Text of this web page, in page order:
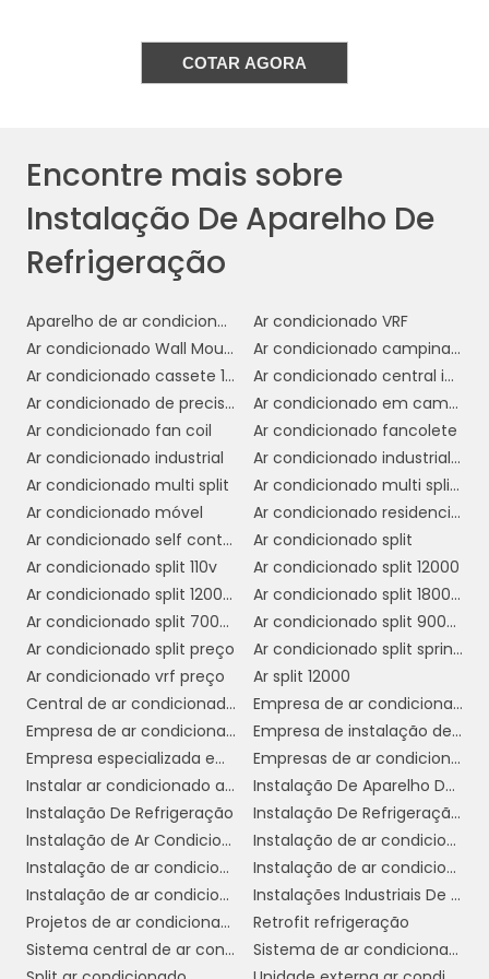
de refrigeração de qualidade pode aumentar
a vida útil dos equipamentos, pois eles
reparos frequentes e substituições onerosas,
garantindo um retorno maior sobre o
investimento inicial.
Por fim, a instalação de aparelhos de
sustentabilidade, uma vez que sistemas mais
eficientes reduzem a pegada de carbono do
estabelecimento. Isso pode ser um diferencial
competitivo, atraindo consumidores
conscientes que valorizam práticas
empresariais sustentáveis.
PASSO A PASSO PARA
INSTALAÇÃO EFICIENTE
Para garantir uma instalação eficiente de
aparelhos de refrigeração em ambientes
comerciais, seguir um passo a passo
estruturado é essencial. Isso assegura que o
sistema funcionará corretamente e trará
todos os benefícios esperados.
1. Avaliação do Espaço:Antes de qualquer
instalação, é importante realizar uma
avaliação detalhada do espaço comercial.
Isso inclui medir a área disponível, identificar a
localização das tomadas elétricas e analisar
o fluxo de clientes e funcionários.
2. Escolha do Equipamento:Com base na
COTAR AGORA
Encontre mais sobre
Instalação De Aparelho De
Refrigeração
Aparelho de ar condicionado multi Split
Ar condicionado VRF
Ar condicionado Wall Mounted
Ar condicionado campinas preço
Ar condicionado cassete 1 via
Ar condicionado central industrial
Ar condicionado de precisão
Ar condicionado em campinas instalação
Ar condicionado fan coil
Ar condicionado fancolete
Ar condicionado industrial
Ar condicionado industrial campinas
Ar condicionado multi split
Ar condicionado multi split comprar
Ar condicionado móvel
Ar condicionado residencial
Ar condicionado self contained preço
Ar condicionado split
Ar condicionado split 110v
Ar condicionado split 12000
Ar condicionado split 12000 btus inverter
Ar condicionado split 1800 btus
Ar condicionado split 7000 btus
Ar condicionado split 9000 btus inverter
Ar condicionado split preço
Ar condicionado split springer
Ar condicionado vrf preço
Ar split 12000
Central de ar condicionado industrial
Empresa de ar condicionado central
Empresa de ar condicionado em cosmópolis
Empresa de instalação de ar condicionado em sp
Empresa especializada em ar condicionado em sp
Empresas de ar condicionado sp
Instalar ar condicionado americana
Instalação De Aparelho De Refrigeração
Instalação De Refrigeração
Instalação De Refrigeração Em Sp
Instalação de Ar Condicionado
Instalação de ar condicionado campinas
Instalação de ar condicionado daikin
Instalação de ar condicionado em sp
Instalação de ar condicionado fujitsu
Instalações Industriais De Refrigeração
Projetos de ar condicionado
Retrofit refrigeração
Sistema central de ar condicionado
Sistema de ar condicionado industrial